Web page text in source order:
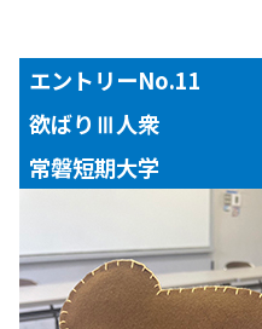
２～３歳児
エントリーNo.11
欲ばりⅢ人衆
常磐短期大学